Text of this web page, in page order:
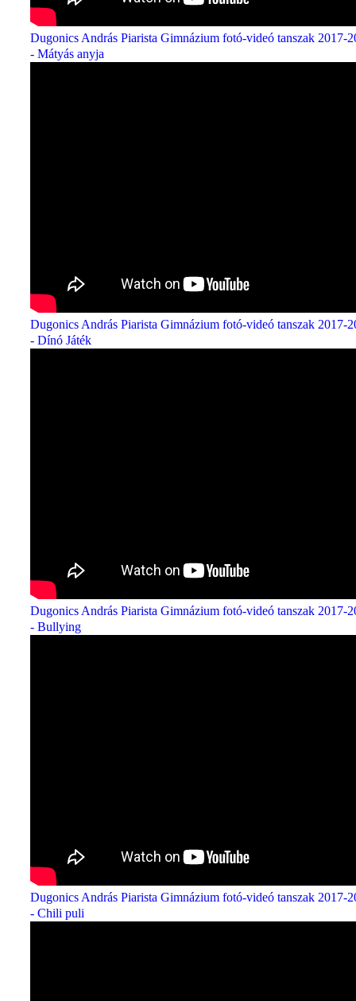
Dugonics András Piarista Gimnázium fotó-videó tanszak 2017-
- Mátyás anyja
Dugonics András Piarista Gimnázium fotó-videó tanszak 2017-
- Dínó Játék
Dugonics András Piarista Gimnázium fotó-videó tanszak 2017-
- Bullying
Dugonics András Piarista Gimnázium fotó-videó tanszak 2017-
- Chili puli